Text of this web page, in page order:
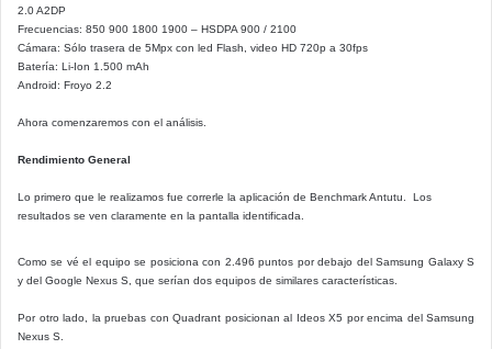
2.0 A2DP
Frecuencias: 850 900 1800 1900 – HSDPA 900 / 2100
Cámara: Sólo trasera de 5Mpx con led Flash, video HD 720p a 30fps
Batería: Li-Ion 1.500 mAh
Android: Froyo 2.2
Ahora comenzaremos con el análisis.
Rendimiento General
Lo primero que le realizamos fue correrle la aplicación de Benchmark Antutu. Los
resultados se ven claramente en la pantalla identificada.
Como se vé el equipo se posiciona con 2.496 puntos por debajo del Samsung Galaxy S
y del Google Nexus S, que serían dos equipos de similares características.
Por otro lado, la pruebas con Quadrant posicionan al Ideos X5 por encima del Samsung
Nexus S.